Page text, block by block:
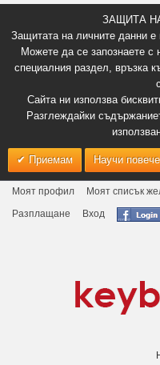
ЗАЩИТА
Защитата на личните данни
Можете да се запознаете с
специалния раздел, връзка
Сайта ни използва
Разглеждайки
Приемам Научи повече
Моят профил Моят списък
Разплащане
Вход